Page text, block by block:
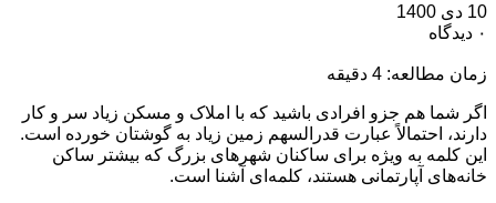
10 دی 1400
۰ دیدگاه
زمان مطالعه: 4 دقیقه
اگر شما هم جزو افرادی باشید که با املاک و مسکن زیاد سر و کار
دارند، احتمالاً عبارت قدرالسهم زمین زیاد به گوشتان خورده است.
این کلمه به ویژه برای ساکنان شهرهای بزرگ که بیشتر ساکن
خانه‌های آپارتمانی هستند، کلمه‌ای آشنا است.